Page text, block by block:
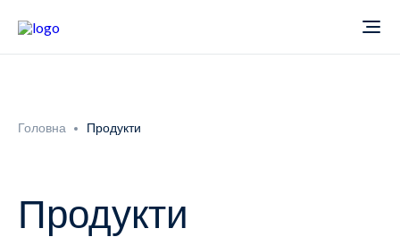
Новини
Головна Продукти
Продукти